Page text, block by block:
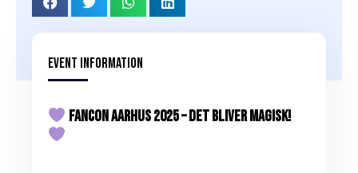
EVENT INFORMATION
FANCON AARHUS 2025 – DET BLIVER MAGISK!